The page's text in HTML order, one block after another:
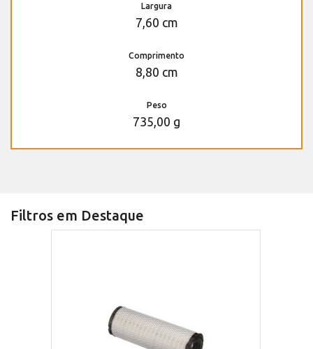
Largura
7,60 cm
Comprimento
8,80 cm
Peso
735,00 g
Filtros em Destaque